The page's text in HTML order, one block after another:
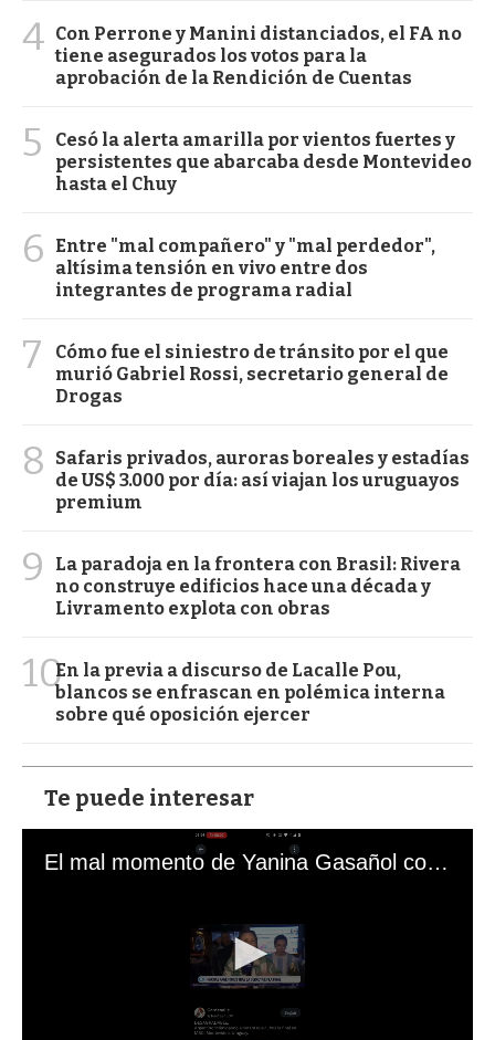
4 Con Perrone y Manini distanciados, el FA no
tiene asegurados los votos para la
aprobación de la Rendición de Cuentas
5
Cesó la alerta amarilla por vientos fuertes y
persistentes que abarcaba desde Montevideo
hasta el Chuy
6
Entre "mal compañero" y "mal perdedor",
altísima tensión en vivo entre dos
integrantes de programa radial
7
Cómo fue el siniestro de tránsito por el que
murió Gabriel Rossi, secretario general de
Drogas
8
Safaris privados, auroras boreales y estadías
de US$ 3.000 por día: así viajan los uruguayos
premium
9
La paradoja en la frontera con Brasil: Rivera
no construye edificios hace una década y
Livramento explota con obras
10En la previa a discurso de Lacalle Pou,
blancos se enfrascan en polémica interna
sobre qué oposición ejercer
Te puede interesar
El mal momento de Yanina Gasañol con un hincha argentino en "Subrayado"